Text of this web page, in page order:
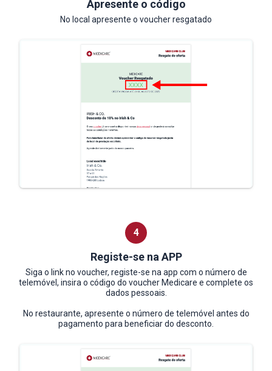
Apresente o código
No local apresente o voucher resgatado
4
Registe-se na APP
Siga o link no voucher, registe-se na app com o número de
telemóvel, insira o código do voucher Medicare e complete os
dados pessoais.
No restaurante, apresente o número de telemóvel antes do
pagamento para beneficiar do desconto.